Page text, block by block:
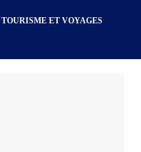
TOURISME ET VOYAGES